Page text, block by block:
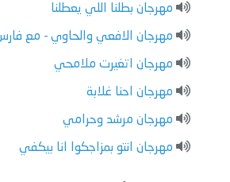
مهرجان بطلنا اللي يعطلنا
مهرجان الافعي والحاوي - مع
مهرجان اتغيرت ملامحي
مهرجان احنا غلابة
مهرجان مرشد وحرامي
مهرجان انتو بمزاجكوا انا بيكفي